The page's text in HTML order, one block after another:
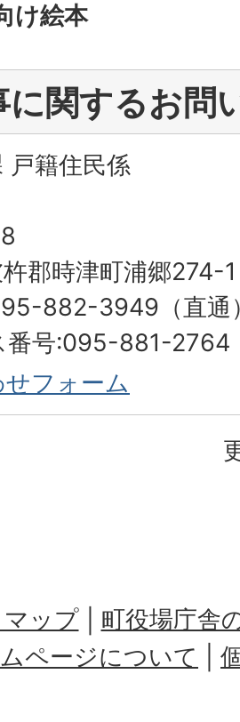
け絵本
に関するお問
戸籍住民係
郡時津町浦郷274-1
882-3949（直通
番号:095-881-2764
フォーム
ップ
町役場庁舎
ページについて